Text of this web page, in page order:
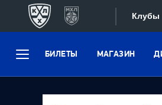
Клубы
БИЛЕТЫ МАГАЗИН